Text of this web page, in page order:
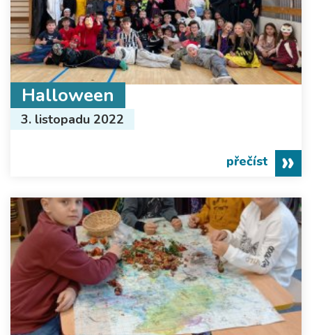
Halloween
3. listopadu 2022
přečíst